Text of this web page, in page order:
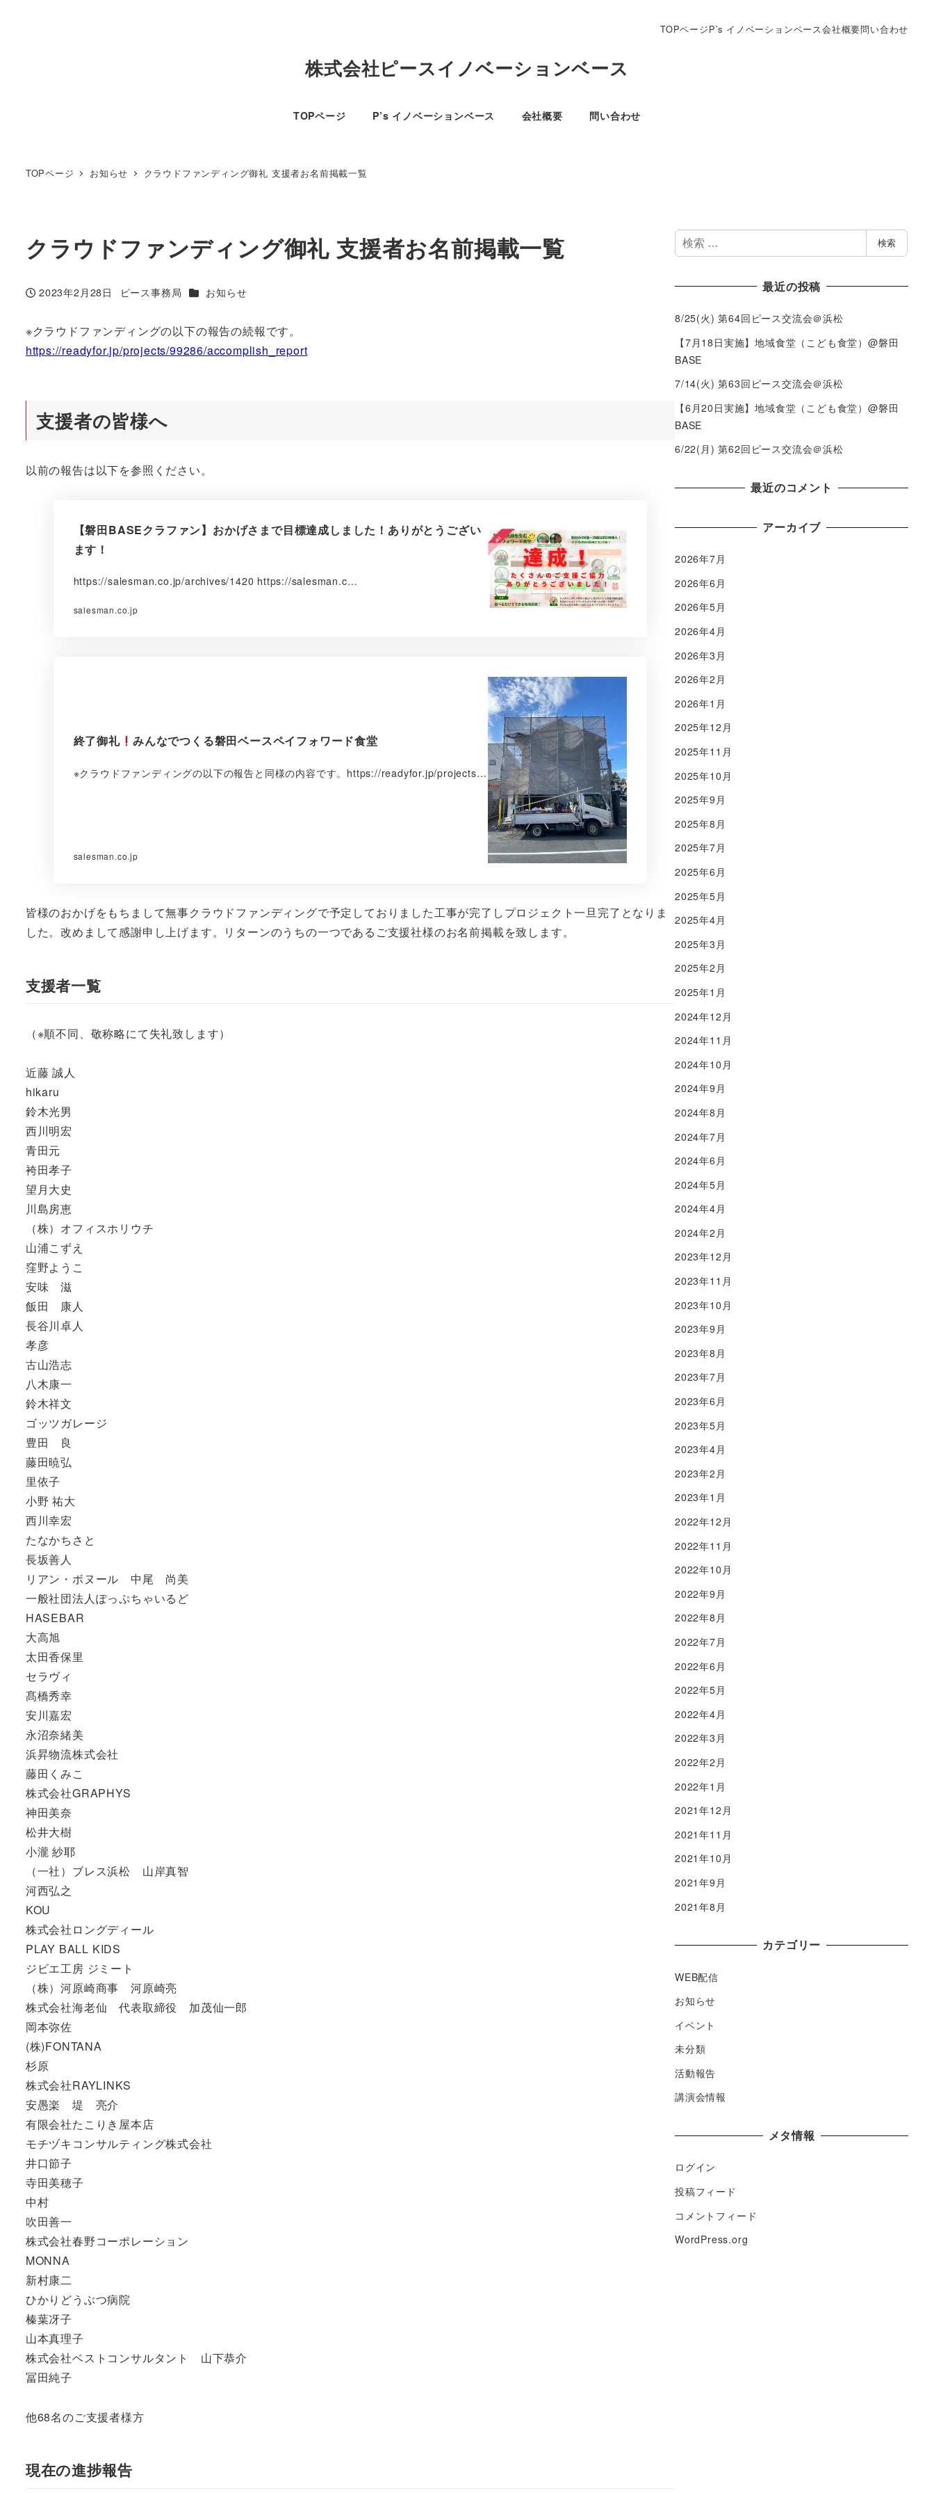
TOPページP’s イノベーションベース会社概要問い合わせ
株式会社ピースイノベーションベース
TOPページ P’s イノベーションベース 会社概要 問い合わせ
TOPページ お知らせ クラウドファンディング御礼 支援者お名前掲載一覧
クラウドファンディング御礼 支援者お名前掲載一覧
投稿日
2023年2月28日
著
ピース事務局 カテゴリー
お知らせ
※クラウドファンディングの以下の報告の続報です。
https://readyfor.jp/projects/99286/accomplish_report
支援者の皆様へ
以前の報告は以下を参照ください。
【磐田BASEクラファン】おかげさまで目標達成しました！ありがとうござい
ます！
https://salesman.co.jp/archives/1420 https://salesman.c…
salesman.co.jp
終了御礼 みんなでつくる磐田ベースペイフォワード食堂
※クラウドファンディングの以下の報告と同様の内容です。https://readyfor.jp/projects…
salesman.co.jp
皆様のおかげをもちまして無事クラウドファンディングで予定しておりました工事が完了しプロジェクト一旦完了となりま
した。改めまして感謝申し上げます。リターンのうちの一つであるご支援社様のお名前掲載を致します。
支援者一覧
（※順不同、敬称略にて失礼致します）
近藤 誠人
hikaru
鈴木光男
西川明宏
青田元
袴田孝子
望月大史
川島房恵
（株）オフィスホリウチ
山浦こずえ
窪野ようこ
安味 滋
飯田 康人
長谷川卓人
孝彦
古山浩志
八木康一
鈴木祥文
ゴッツガレージ
豊田 良
藤田暁弘
里依子
小野 祐大
西川幸宏
たなかちさと
長坂善人
リアン・ボヌール 中尾 尚美
一般社団法人ぽっぷちゃいるど
HASEBAR
大高旭
太田香保里
セラヴィ
髙橋秀幸
安川嘉宏
永沼奈緒美
浜昇物流株式会社
藤田くみこ
株式会社GRAPHYS
神田美奈
松井大樹
小瀧 紗耶
（一社）ブレス浜松 山岸真智
河西弘之
KOU
株式会社ロングディール
PLAY BALL KIDS
ジビエ工房 ジミート
（株）河原崎商事 河原崎亮
株式会社海老仙 代表取締役 加茂仙一郎
岡本弥佐
(株)FONTANA
杉原
株式会社RAYLINKS
安愚楽 堤 亮介
有限会社たこりき屋本店
モチヅキコンサルティング株式会社
井口節子
寺田美穂子
中村
吹田善一
株式会社春野コーポレーション
MONNA
新村康二
ひかりどうぶつ病院
榛葉冴子
山本真理子
株式会社ベストコンサルタント 山下恭介
冨田純子
他68名のご支援者様方
現在の進捗報告
検
索
検索
最近の投稿
8/25(火) 第64回ピース交流会＠浜松
【7月18日実施】地域食堂（こども食堂）@磐田
BASE
7/14(火) 第63回ピース交流会＠浜松
【6月20日実施】地域食堂（こども食堂）@磐田
BASE
6/22(月) 第62回ピース交流会＠浜松
最近のコメント
アーカイブ
2026年7月
2026年6月
2026年5月
2026年4月
2026年3月
2026年2月
2026年1月
2025年12月
2025年11月
2025年10月
2025年9月
2025年8月
2025年7月
2025年6月
2025年5月
2025年4月
2025年3月
2025年2月
2025年1月
2024年12月
2024年11月
2024年10月
2024年9月
2024年8月
2024年7月
2024年6月
2024年5月
2024年4月
2024年2月
2023年12月
2023年11月
2023年10月
2023年9月
2023年8月
2023年7月
2023年6月
2023年5月
2023年4月
2023年2月
2023年1月
2022年12月
2022年11月
2022年10月
2022年9月
2022年8月
2022年7月
2022年6月
2022年5月
2022年4月
2022年3月
2022年2月
2022年1月
2021年12月
2021年11月
2021年10月
2021年9月
2021年8月
カテゴリー
WEB配信
お知らせ
イベント
未分類
活動報告
講演会情報
メタ情報
ログイン
投稿フィード
コメントフィード
WordPress.org